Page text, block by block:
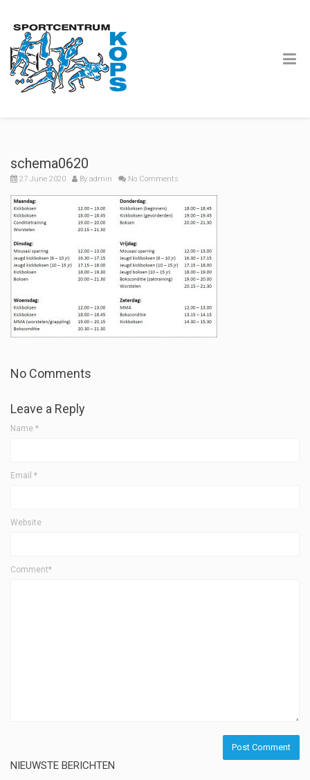
schema0620
27 June 2020 By admin No Comments
No Comments
Leave a Reply
Name *
Email *
Website
Comment*
NIEUWSTE BERICHTEN